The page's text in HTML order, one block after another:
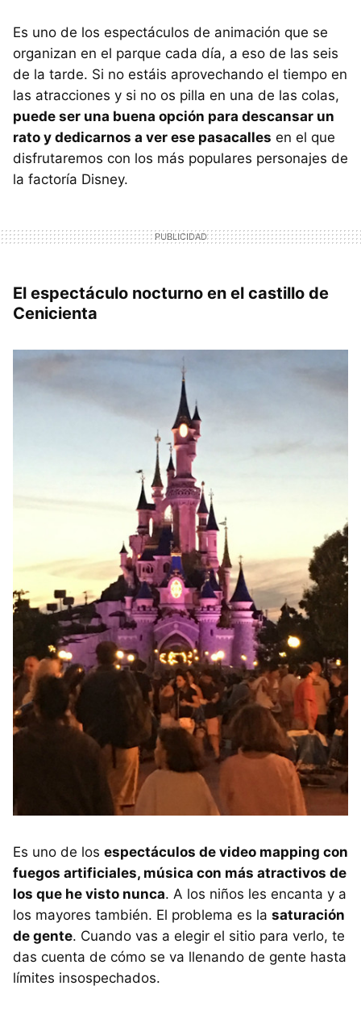
Es uno de los espectáculos de animación que se
organizan en el parque cada día, a eso de las seis
de la tarde. Si no estáis aprovechando el tiempo en
las atracciones y si no os pilla en una de las colas,
puede ser una buena opción para descansar un
rato y dedicarnos a ver ese pasacalles en el que
disfrutaremos con los más populares personajes de
la factoría Disney.
El espectáculo nocturno en el castillo de
Cenicienta
Es uno de los espectáculos de video mapping con
fuegos artificiales, música con más atractivos de
los que he visto nunca. A los niños les encanta y a
los mayores también. El problema es la saturación
de gente. Cuando vas a elegir el sitio para verlo, te
das cuenta de cómo se va llenando de gente hasta
límites insospechados.